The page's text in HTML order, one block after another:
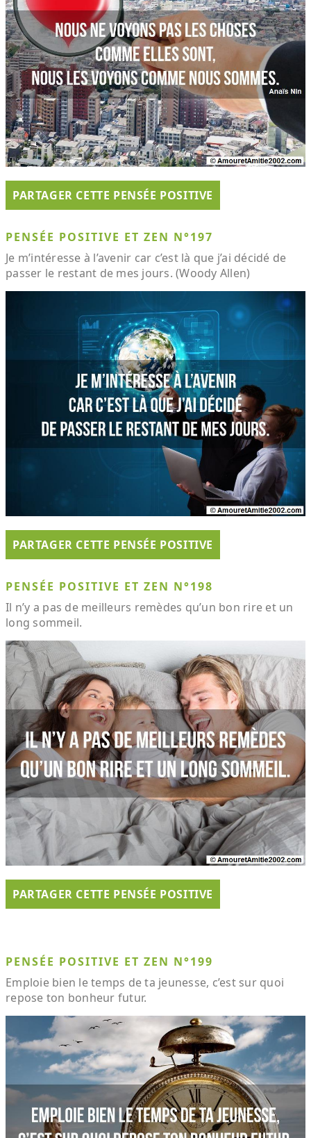
PARTAGER CETTE PENSÉE POSITIVE
PENSÉE POSITIVE ET ZEN N°197
Je m’intéresse à l’avenir car c’est là que j’ai décidé de
passer le restant de mes jours. (Woody Allen)
PARTAGER CETTE PENSÉE POSITIVE
PENSÉE POSITIVE ET ZEN N°198
Il n’y a pas de meilleurs remèdes qu’un bon rire et un
long sommeil.
PARTAGER CETTE PENSÉE POSITIVE
PENSÉE POSITIVE ET ZEN N°199
Emploie bien le temps de ta jeunesse, c’est sur quoi
repose ton bonheur futur.